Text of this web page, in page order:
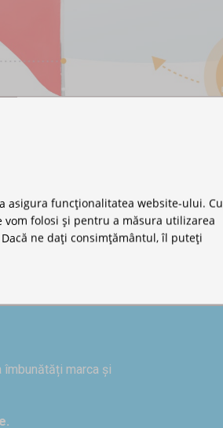
marca și
asigura funcționalitatea website-ului. Cu
vom folosi și pentru a măsura utilizarea
ne dați consimțământul, îl puteți